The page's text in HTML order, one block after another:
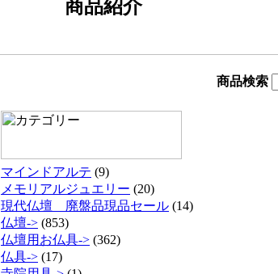
商品検索
マインドアルテ (9)
メモリアルジュエリー (20)
現代仏壇 廃盤品現品セール (14)
仏壇-> (853)
仏壇用お仏具-> (362)
仏具-> (17)